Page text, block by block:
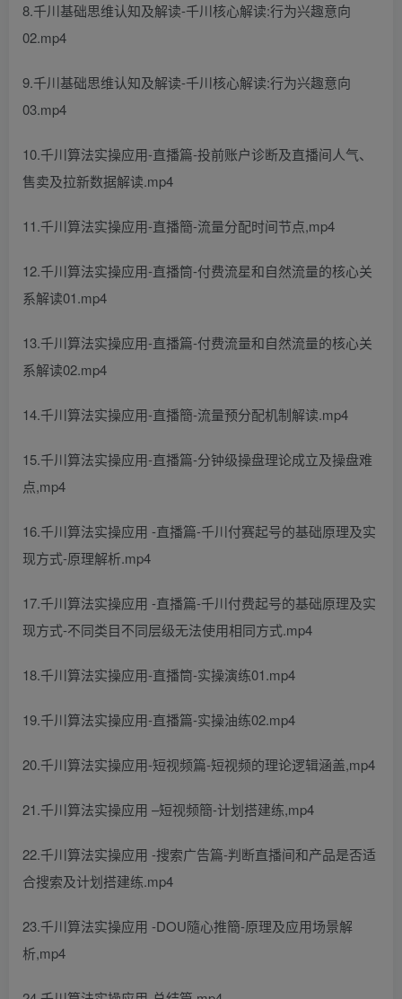
8.千川基础思维认知及解读-千川核心解读:行为兴趣意向
02.mp4
9.千川基础思维认知及解读-千川核心解读:行为兴趣意向
03.mp4
10.千川算法实操应用-直播篇-投前账户诊断及直播间人气、
售卖及拉新数据解读.mp4
11.千川算法实操应用-直播簡-流量分配时间节点,mp4
12.千川算法实操应用-直播筒-付费流星和自然流量的核心关
系解读01.mp4
13.千川算法实操应用-直播篇-付费流量和自然流量的核心关
系解读02.mp4
14.千川算法实操应用-直播簡-流量预分配机制解读.mp4
15.千川算法实操应用-直播篇-分钟级操盘理论成立及操盘难
点,mp4
16.千川算法实操应用 -直播篇-千川付赛起号的基础原理及实
现方式-原理解析.mp4
17.千川算法实操应用 -直播篇-千川付费起号的基础原理及实
现方式-不同类目不同层级无法使用相同方式.mp4
18.千川算法实操应用-直播筒-实操演练01.mp4
19.千川算法实操应用-直播篇-实操油练02.mp4
20.千川算法实操应用-短视频篇-短视频的理论逻辑涵盖,mp4
21.千川算法实操应用 –短视频簡-计划搭建练,mp4
22.千川算法实操应用 -搜索广告篇-判断直播间和产品是否适
合搜索及计划搭建练.mp4
23.千川算法实操应用 -DOU隨心推簡-原理及应用场景解
析,mp4